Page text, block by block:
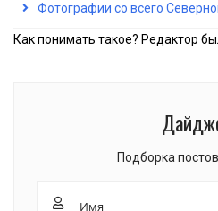
Фотографии со всего
Как понимать такое? Редактор
Подборка